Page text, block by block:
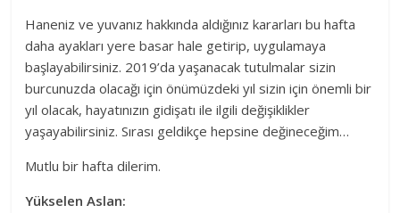
Haneniz ve yuvanız hakkında aldığınız kararları bu hafta
daha ayakları yere basar hale getirip, uygulamaya
başlayabilirsiniz. 2019’da yaşanacak tutulmalar sizin
burcunuzda olacağı için önümüzdeki yıl sizin için önemli bir
yıl olacak, hayatınızın gidişatı ile ilgili değişiklikler
yaşayabilirsiniz. Sırası geldikçe hepsine değineceğim…
Mutlu bir hafta dilerim.
Yükselen Aslan: